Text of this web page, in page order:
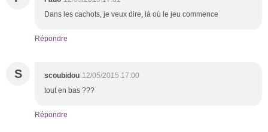
Dans les cachots, je veux dire, là où le jeu commence
Répondre
S scoubidou 12/05/2015 17:00
tout en bas ???
Répondre